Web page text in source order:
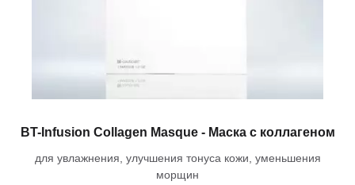
BT-Infusion Collagen Masque - Маска с коллагеном
для увлажнения, улучшения тонуса кожи, уменьшения
морщин